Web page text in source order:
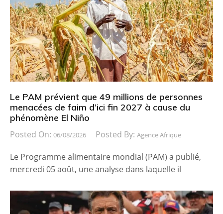
Le PAM prévient que 49 millions de personnes
menacées de faim d’ici fin 2027 à cause du
phénomène El Niño
Posted On: 06/08/2026 Posted By: Agence Afrique
Le Programme alimentaire mondial (PAM) a publié,
mercredi 05 août, une analyse dans laquelle il